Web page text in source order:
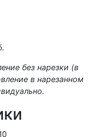
без нарезки (в
в нарезанном